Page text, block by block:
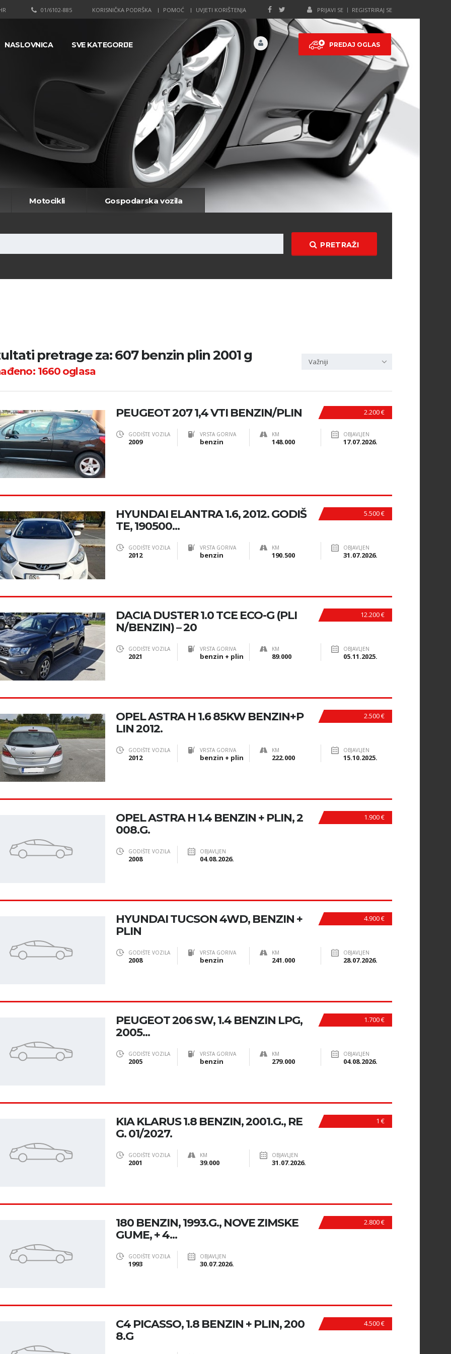
PRIJAVI SE REGISTRIRAJ SE
KORISNIČKA PODRŠKA POMOĆ UVJETI KORIŠTENJA
01/6102-885
PREDAJ OGLAS
NASLOVNICA SVE KATEGORIJE
Motocikli Gospodarska vozila
PRETRAŽI
pretrage za: 607 benzin plin 2001 g
1660oglasa
Važniji
2.200 €
PEUGEOT 207 1,4 VTI BENZIN/PLIN
GODIŠTE VOZILA
2009
VRSTA GORIVA
benzin
KM
148.000
OBJAVLJEN
17.07.2026.
5.500 €
HYUNDAI ELANTRA 1.6, 2012. GODIŠ
TE, 190500...
GODIŠTE VOZILA
2012
VRSTA GORIVA
benzin
KM
190.500
OBJAVLJEN
31.07.2026.
12.200 €
DACIA DUSTER 1.0 TCE ECO-G (PLI
N/BENZIN) – 20
GODIŠTE VOZILA
2021
VRSTA GORIVA
benzin + plin
KM
89.000
OBJAVLJEN
05.11.2025.
2.500 €
OPEL ASTRA H 1.6 85KW BENZIN+P
LIN 2012.
GODIŠTE VOZILA
2012
VRSTA GORIVA
benzin + plin
KM
222.000
OBJAVLJEN
15.10.2025.
1.900 €
OPEL ASTRA H 1.4 BENZIN + PLIN, 2
008.G.
GODIŠTE VOZILA
2008
OBJAVLJEN
04.08.2026.
4.900 €
HYUNDAI TUCSON 4WD, BENZIN +
PLIN
GODIŠTE VOZILA
2008
VRSTA GORIVA
benzin
KM
241.000
OBJAVLJEN
28.07.2026.
1.700 €
PEUGEOT 206 SW, 1.4 BENZIN LPG,
2005...
GODIŠTE VOZILA
2005
VRSTA GORIVA
benzin
KM
279.000
OBJAVLJEN
04.08.2026.
1 €
KIA KLARUS 1.8 BENZIN, 2001.G., RE
G. 01/2027.
GODIŠTE VOZILA
2001
KM
39.000
OBJAVLJEN
31.07.2026.
2.800 €
180 BENZIN, 1993.G., NOVE ZIMSKE
GUME, + 4...
GODIŠTE VOZILA
1993
OBJAVLJEN
30.07.2026.
4.500 €
C4 PICASSO, 1.8 BENZIN + PLIN, 200
8.G